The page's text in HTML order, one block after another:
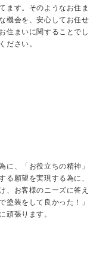
ます。そのようなお住ま
機会を、安心してお任せ
住まいに関することでし
ださい。
に、「お役立ちの精神」
る願望を実現する為に、
、お客様のニーズに答え
塗装をして良かった！」
頑張ります。